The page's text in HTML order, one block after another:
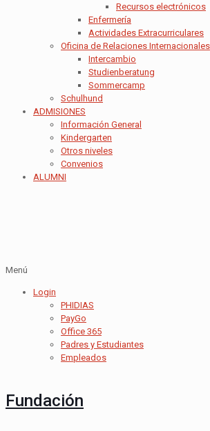
Recursos electrónicos
Enfermería
Actividades Extracurriculares
Oficina de Relaciones Internacionales
Intercambio
Studienberatung
Sommercamp
Schulhund
ADMISIONES
Información General
Kindergarten
Otros niveles
Convenios
ALUMNI
Menú
Login
PHIDIAS
PayGo
Office 365
Padres y Estudiantes
Empleados
Fundación